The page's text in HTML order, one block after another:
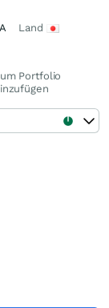
Land
Portfolio